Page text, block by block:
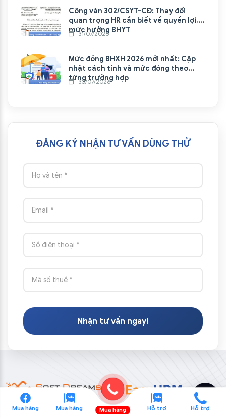
Công văn 302/CSYT-CĐ: Thay đổi
quan trọng HR cần biết về quyền lợi,
mức hưởng BHYT
31/07/2026
Mức đóng BHXH 2026 mới nhất: Cập
nhật cách tính và mức đóng theo
từng trường hợp
30/07/2026
ĐĂNG KÝ NHẬN TƯ VẤN DÙNG THỬ
Nhận tư vấn ngay!
Mua hàng Mua hàng Mua hàng Hỗ trợ Hỗ trợ